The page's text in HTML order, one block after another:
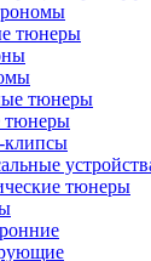
тюнеры
тюнеры
тюнеры
тюнеры